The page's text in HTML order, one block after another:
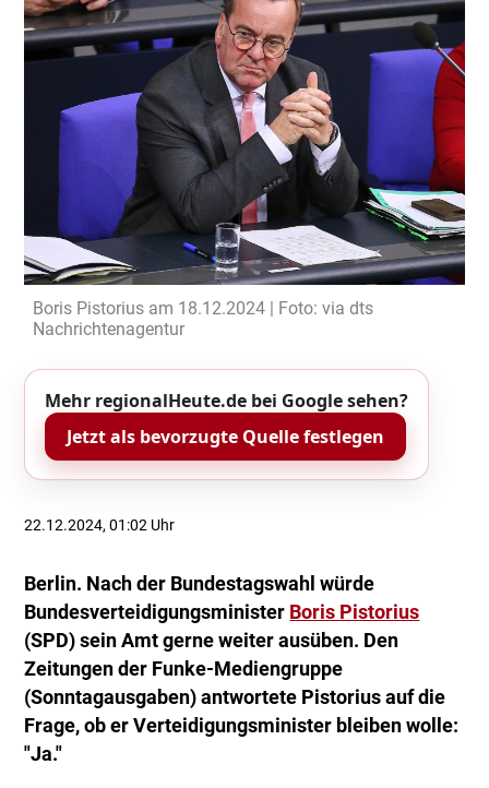
Boris Pistorius am 18.12.2024 | Foto: via dts
Nachrichtenagentur
Mehr regionalHeute.de bei Google sehen?
Jetzt als bevorzugte Quelle festlegen
22.12.2024, 01:02 Uhr
Berlin. Nach der Bundestagswahl würde
Bundesverteidigungsminister Boris Pistorius
(SPD) sein Amt gerne weiter ausüben. Den
Zeitungen der Funke-Mediengruppe
(Sonntagausgaben) antwortete Pistorius auf die
Frage, ob er Verteidigungsminister bleiben wolle:
"Ja."